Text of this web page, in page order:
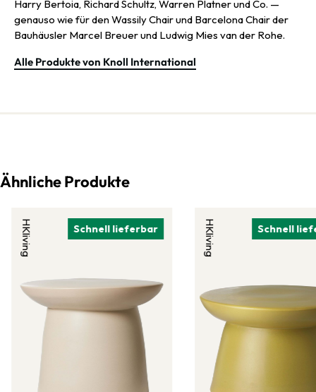
Harry Bertoia, Richard Schultz, Warren Platner und Co. —
genauso wie für den Wassily Chair und Barcelona Chair der
Bauhäusler Marcel Breuer und Ludwig Mies van der Rohe.
Alle Produkte von Knoll International
Ähnliche Produkte
Schnell lieferbar
HKliving Schnell
HKliving